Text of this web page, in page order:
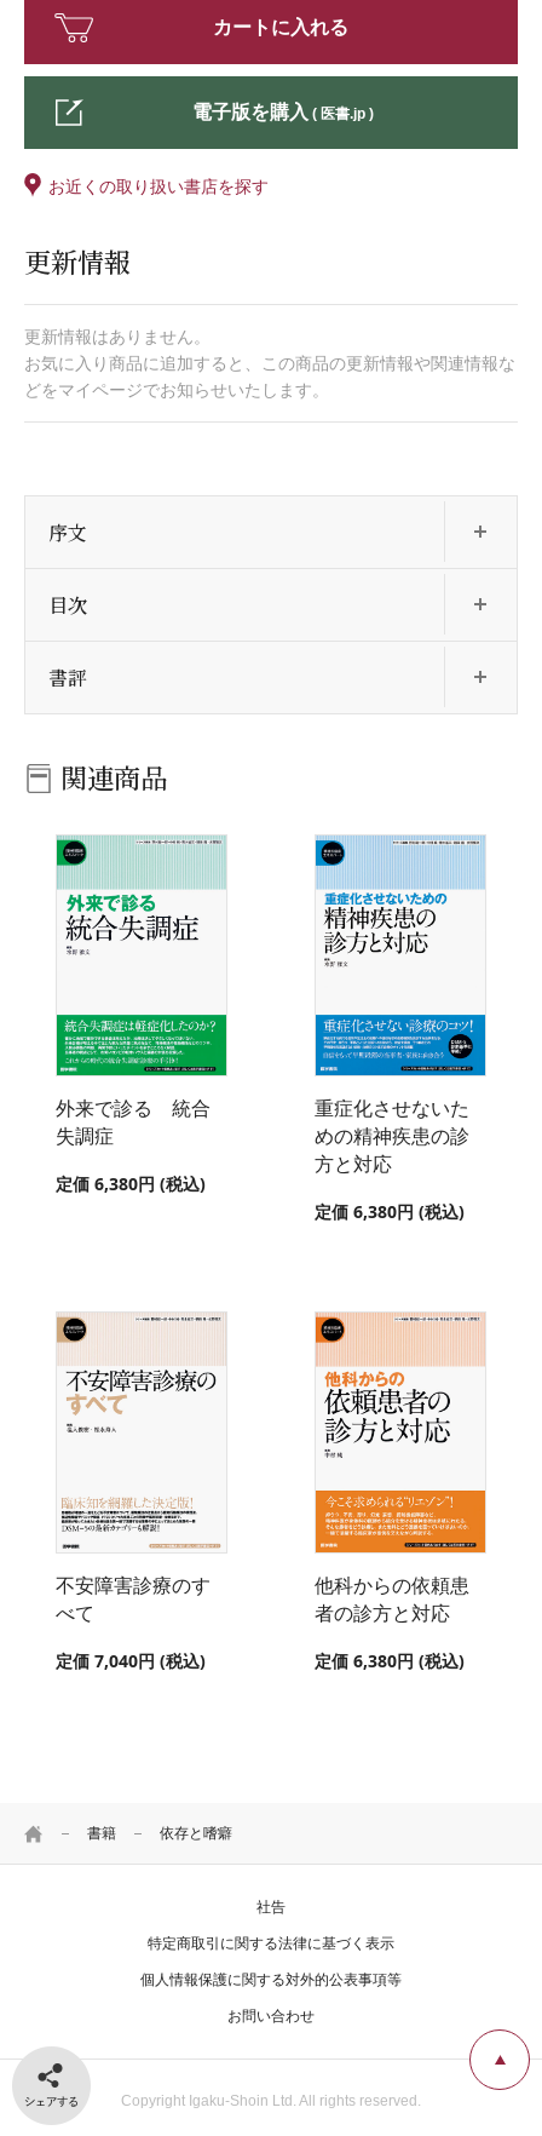
HOME 書籍 依存と嗜癖
カートに入れる
電子版を購入 ( 医書.jp )
お近くの取り扱い書店を探す
更新情報
更新情報はありません。
お気に入り商品に追加すると、この商品の更新情報や関連情報な
どをマイページでお知らせいたします。
序文
目次
書評
関連商品
外来で診る 統合
失調症
定価 6,380円 (税込)
重症化させないた
めの精神疾患の診
方と対応
定価 6,380円 (税込)
不安障害診療のす
べて
定価 7,040円 (税込)
他科からの依頼患
者の診方と対応
定価 6,380円 (税込)
シェアする
社告
特定商取引に関する法律に基づく表示
個人情報保護に関する対外的公表事項等
お問い合わせ
Copyright Igaku-Shoin Ltd. All rights reserved.